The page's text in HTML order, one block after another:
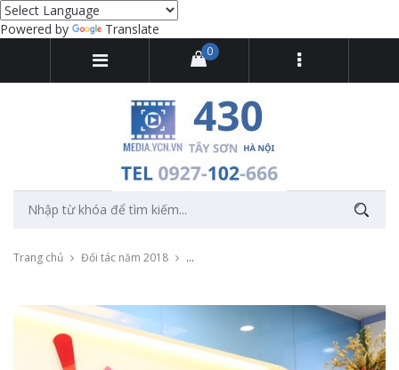
Powered by Translate
0
Trang chủ Đối tác năm 2018 Chụp và in ảnh lấy ngay sự kiện mừng